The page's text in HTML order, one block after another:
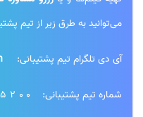
می‌توانید به طرق زیر از تیم
آی دی تلگرام تیم پشتیبانی:
شماره تیم پشتیبانی: